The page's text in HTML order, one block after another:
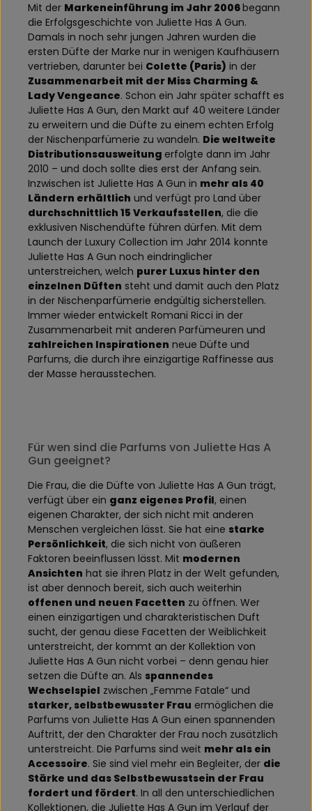
Mit der Markeneinführung im Jahr 2006begann
die Erfolgsgeschichte von Juliette Has A Gun.
Damals in noch sehr jungen Jahren wurden die
ersten Düfte der Marke nur in wenigen Kaufhäusern
vertrieben, darunter bei Colette (Paris) in der
Zusammenarbeit mit der Miss Charming &
Lady Vengeance. Schon ein Jahr später schafft es
Juliette Has A Gun, den Markt auf 40 weitere Länder
zu erweitern und die Düfte zu einem echten Erfolg
der Nischenparfümerie zu wandeln. Die weltweite
Distributionsausweitung erfolgte dann im Jahr
2010 – und doch sollte dies erst der Anfang sein.
Inzwischen ist Juliette Has A Gun in mehr als 40
Ländern erhältlich und verfügt pro Land über
durchschnittlich 15 Verkaufsstellen, die die
exklusiven Nischendüfte führen dürfen. Mit dem
Launch der Luxury Collection im Jahr 2014 konnte
Juliette Has A Gun noch eindringlicher
unterstreichen, welch purer Luxus hinter den
einzelnen Düften steht und damit auch den Platz
in der Nischenparfümerie endgültig sicherstellen.
Immer wieder entwickelt Romani Ricci in der
Zusammenarbeit mit anderen Parfümeuren und
zahlreichen Inspirationen neue Düfte und
Parfums, die durch ihre einzigartige Raffinesse aus
der Masse herausstechen.
Für wen sind die Parfums von Juliette Has A
Gun geeignet?
Die Frau, die die Düfte von Juliette Has A Gun trägt,
verfügt über ein ganz eigenes Profil, einen
eigenen Charakter, der sich nicht mit anderen
Menschen vergleichen lässt. Sie hat eine starke
Persönlichkeit, die sich nicht von äußeren
Faktoren beeinflussen lässt. Mit modernen
Ansichten hat sie ihren Platz in der Welt gefunden,
ist aber dennoch bereit, sich auch weiterhin
offenen und neuen Facetten zu öffnen. Wer
einen einzigartigen und charakteristischen Duft
sucht, der genau diese Facetten der Weiblichkeit
unterstreicht, der kommt an der Kollektion von
Juliette Has A Gun nicht vorbei – denn genau hier
setzen die Düfte an. Als spannendes
Wechselspiel zwischen „Femme Fatale“ und
starker, selbstbewusster Frau ermöglichen die
Parfums von Juliette Has A Gun einen spannenden
Auftritt, der den Charakter der Frau noch zusätzlich
unterstreicht. Die Parfums sind weit mehr als ein
Accessoire. Sie sind viel mehr ein Begleiter, der die
Stärke und das Selbstbewusstsein der Frau
fordert und fördert. In all den unterschiedlichen
Kollektionen, die Juliette Has A Gun im Verlauf der